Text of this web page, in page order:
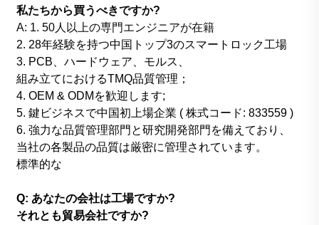
私たちから買うべきですか?
A: 1. 50人以上の専門エンジニアが在籍
2. 28年経験を持つ中国トップ3のスマートロック工場
3. PCB、ハードウェア、モルス、
組み立てにおけるTMQ品質管理；
4. OEM & ODMを歓迎します;
5. 鍵ビジネスで中国初上場企業 ( 株式コード: 833559 )
6. 強力な品質管理部門と研究開発部門を備えており、
当社の各製品の品質は厳密に管理されています。
標準的な
Q: あなたの会社は工場ですか?
それとも貿易会社ですか?